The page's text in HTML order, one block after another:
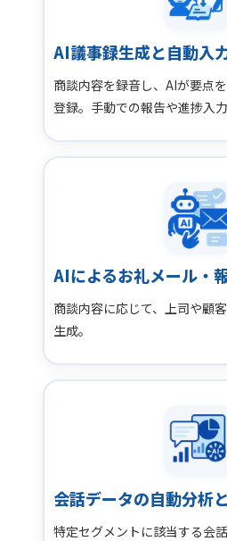
AI議事録生成と自動入
商談内容を録音し、AIが要点
登録。手動での報告や進捗入力
AIによるお礼メール・
商談内容に応じて、上司や顧
生成。
会話データの自動分析
特定セグメントに該当する会